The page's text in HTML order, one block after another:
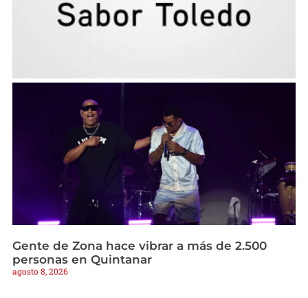
Gente de Zona hace vibrar a más de 2.500
personas en Quintanar
agosto 8, 2026